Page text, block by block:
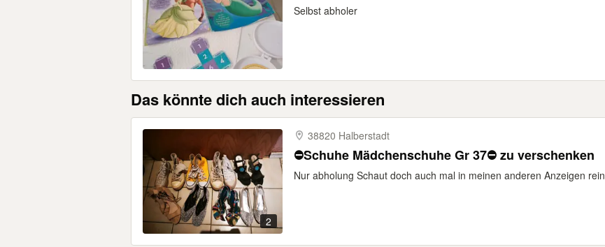
Selbst abholer
Das könnte dich auch interessieren
2
38820 Halberstadt
⛔Schuhe Mädchenschuhe Gr 37⛔ zu verschenken
Nur abholung Schaut doch auch mal in meinen anderen Anzeigen rein